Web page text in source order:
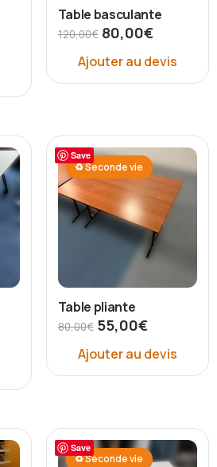
Table basculante
120,00€ 80,00€
Ajouter au devis
Save
♻ Seconde vie
Table pliante
80,00€ 55,00€
Ajouter au devis
Save
♻ Seconde vie